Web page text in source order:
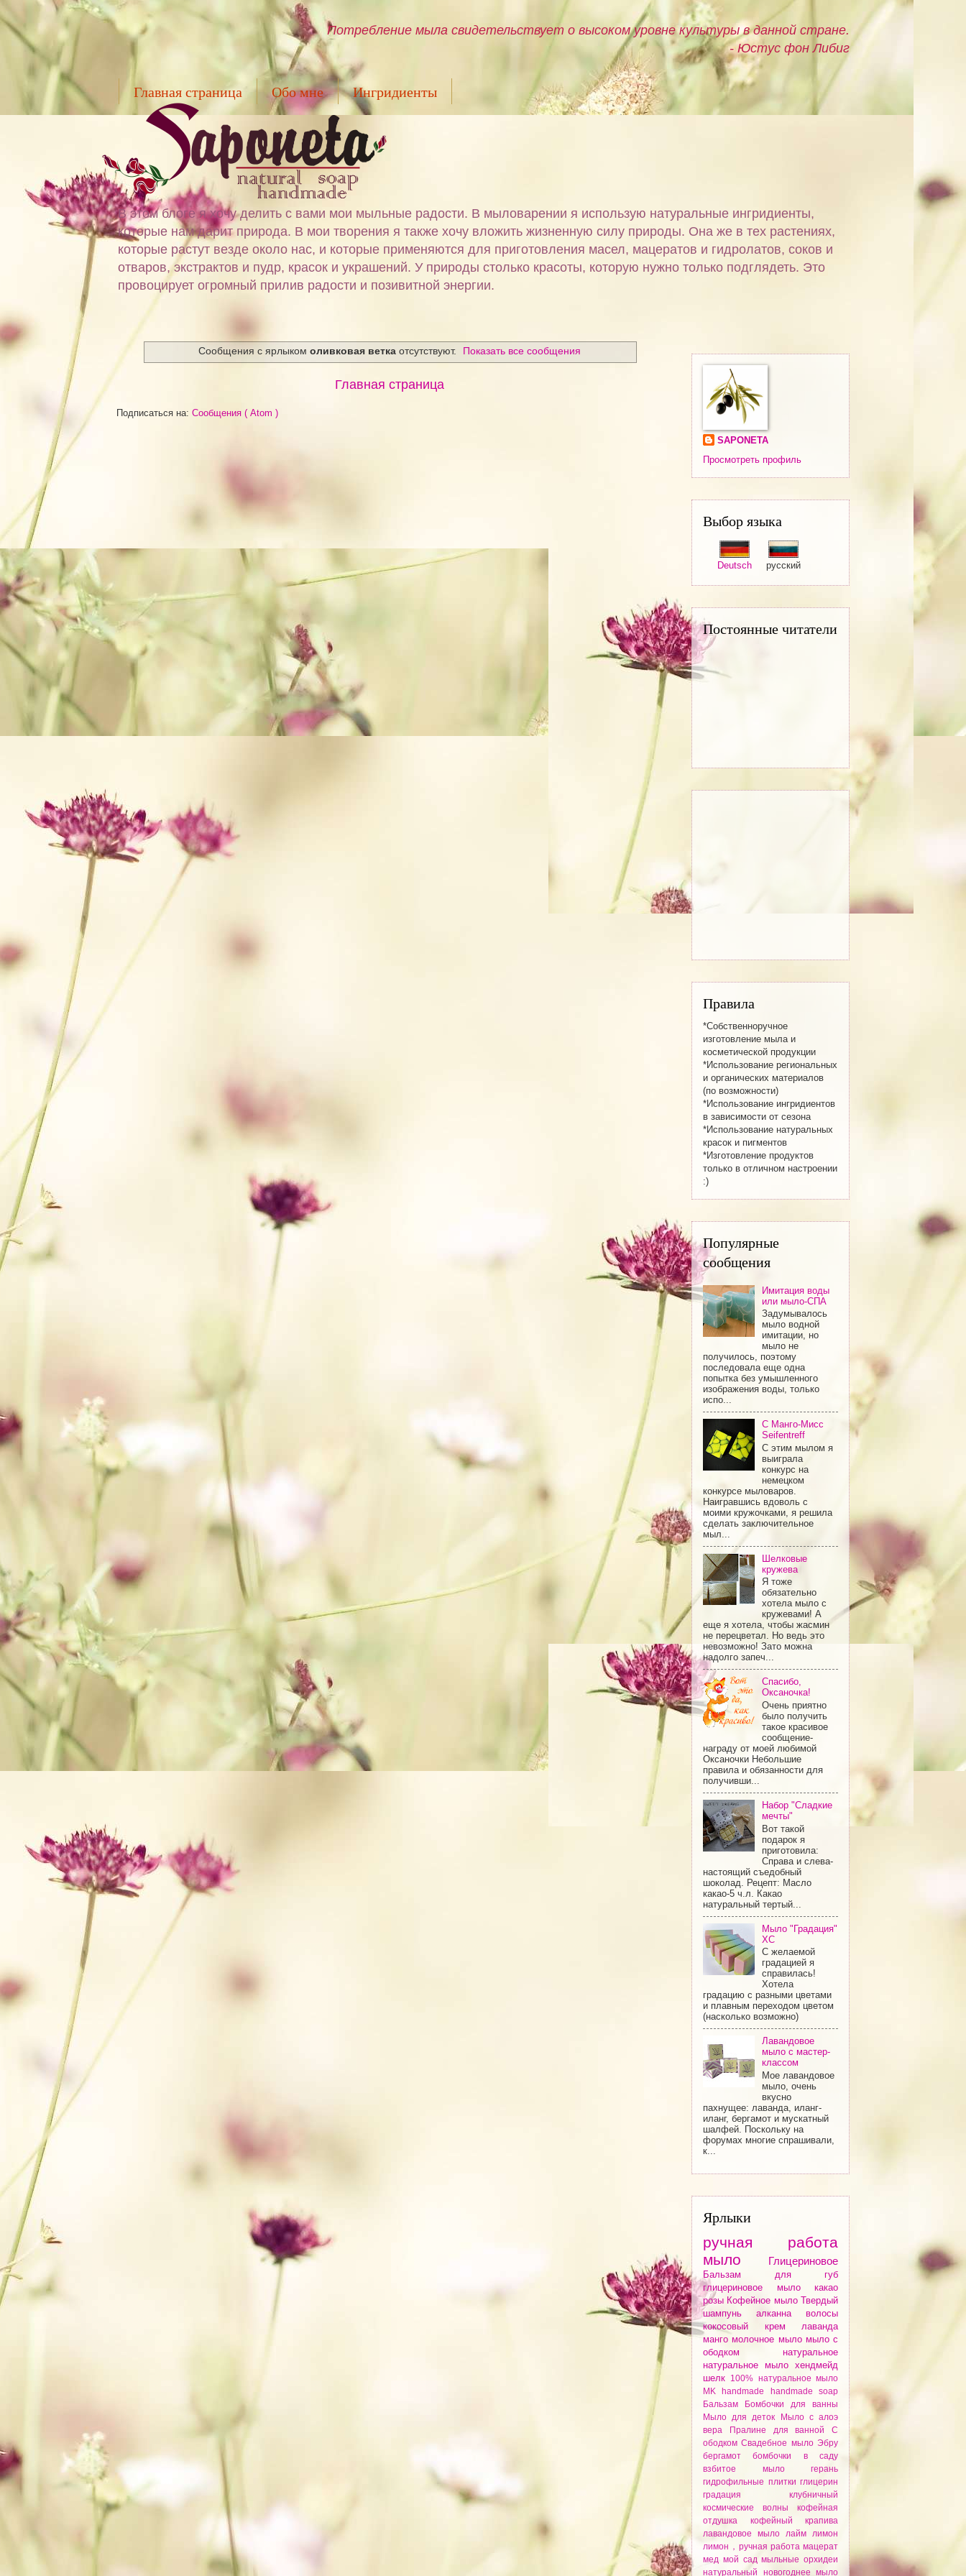
Потребление мыла свидетельствует о высоком уровне культуры в данной стране.
- Юстус фон Либиг
Главная страница Обо мне Ингридиенты
В этом блоге я хочу делить с вами мои мыльные радости. В мыловарении я использую натуральные ингридиенты,
которые нам дарит природа. В мои творения я также хочу вложить жизненную силу природы. Она же в тех растениях,
которые растут везде около нас, и которые применяются для приготовления масел, мацератов и гидролатов, соков и
отваров, экстрактов и пудр, красок и украшений. У природы столько красоты, которую нужно только подглядеть. Это
провоцирует огромный прилив радости и позивитной энергии.
Сообщения с ярлыком оливковая веткаотсутствуют. Показать все сообщения
Главная страница
Подписаться на: Сообщения ( Atom )
SAPONETA
Просмотреть профиль
Выбор языка
Deutsch русский
Постоянные читатели
Правила
*Собственноручное
изготовление мылa и
косметической продукции
*Использование региональных
и органических материалов
(по возможности)
*Использование ингридиентов
в зависимости от сезона
*Использование натуральных
красок и пигментов
*Изготовление продуктов
только в отличном настроении
:)
Популярные
сообщения
Имитация воды
или мыло-СПА
Задумывалось
мыло водной
имитации, но
мыло не
получилось, поэтому
последовала еще одна
попытка без умышленного
изображения воды, только
испо...
С Манго-Мисс
Seifentreff
С этим мылом я
выиграла
конкурс на
немецком
конкурсе мыловаров.
Наигравшись вдоволь с
моими кружочками, я решила
сделать заключительное
мыл...
Шелковые
кружева
Я тоже
обязательно
хотела мыло с
кружевами! А
еще я хотела, чтобы жасмин
не перецветал. Но ведь это
невозможно! Зато можна
надолго запеч...
Спасибо,
Оксаночка!
Очень приятно
было получить
такое красивое
сообщение-
награду от моей любимой
Оксаночки Небольшие
правила и обязанности для
получивши...
Набор "Сладкие
мечты"
Вот такой
подарок я
приготовила:
Справа и слева-
настоящий съедобный
шоколад. Рецепт: Масло
какао-5 ч.л. Какао
натуральный тертый...
Мыло "Градация"
ХС
С желаемой
градацией я
справилась!
Хотела
градацию с разными цветами
и плавным переходом цветом
(насколько возможно)
Лавандовое
мыло с мастер-
классом
Мое лавандовое
мыло, очень
вкусно
пахнущее: лаванда, иланг-
иланг, бергамот и мускатный
шалфей. Поскольку на
форумах многие спрашивали,
к...
Ярлыки
ручная работа
мыло
Глицериновое
Бальзам для губ
глицериновое мыло какао
розы Кофейное мылоТвердый
шампунь алканнa волосы
кокосовый крем лаванда
мангомолочное мыло мыло с
ободком натуральное
натуральное мыло хендмейд
шелк
100% натуральное мыло
MK
handmade
handmade soap
Бальзам
Бомбочки для ванны
Мыло для деток
Мыло с алоэ
вера
Пралине для ванной С
ободкомСвадебное мылоЭбру
бергамотбомбочки в саду
взбитое мыло герань
гидрофильные плитки глицерин
градация клубничный
космические волны кофейная
отдушка кофейный крапива
лавандовое мыло лайм лимон
лимон，ручная работа мацерат
мед мой садмыльные орхидеи
натуральный новогоднее мыло